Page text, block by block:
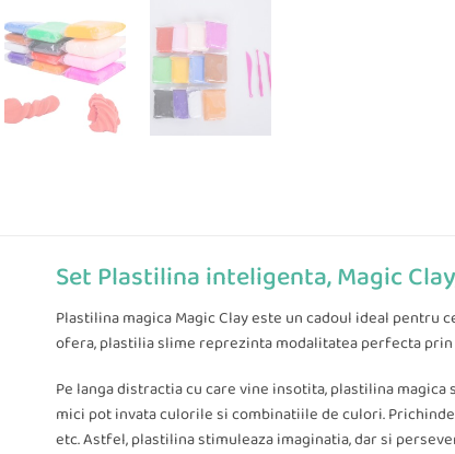
Set Plastilina inteligenta, Magic
Plastilina magica Magic Clay este un cadoul ideal
ofera, plastilia slime reprezinta modalitatea perfecta
Pe langa distractia cu care vine insotita, plastilina
mici pot invata culorile si combinatiile de culori.
etc. Astfel, plastilina stimuleaza imaginatia, dar si